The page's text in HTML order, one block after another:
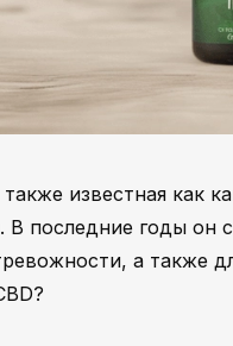
известная как
В последние годы он
а также